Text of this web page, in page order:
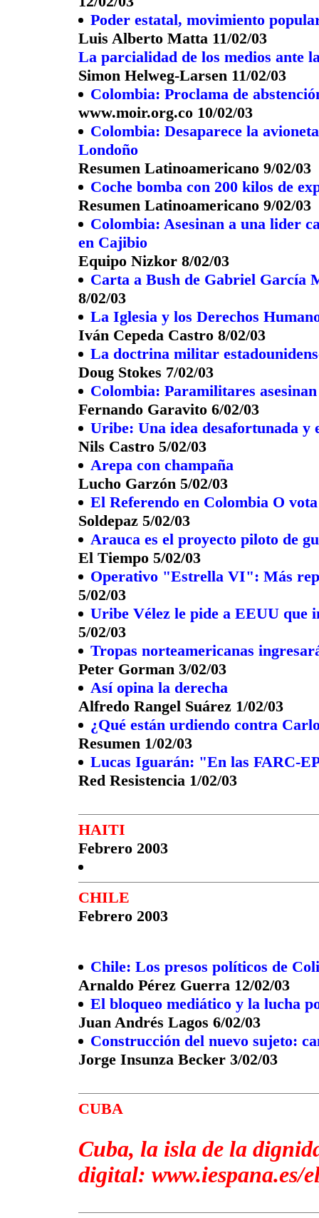
Poder estatal, movimiento
Luis Alberto Matta 11/02/03
La parcialidad de los medios ante
Simon Helweg-Larsen 11/02/03
Colombia: Proclama de
www.moir.org.co 10/02/03
Colombia: Desaparece la
Londoño
Resumen Latinoamericano 9/02/03
Coche bomba con 200 kilos de
Resumen Latinoamericano 9/02/03
Colombia: Asesinan a una lider
en Cajibio
Equipo Nizkor 8/02/03
Carta a Bush de Gabriel García
8/02/03
La Iglesia y los Derechos
Iván Cepeda Castro 8/02/03
La doctrina militar
Doug Stokes 7/02/03
Colombia: Paramilitares
Fernando Garavito 6/02/03
Uribe: Una idea desafortunada y
Nils Castro 5/02/03
Arepa con champaña
Lucho Garzón 5/02/03
El Referendo en Colombia O
Soldepaz 5/02/03
Arauca es el proyecto piloto de
El Tiempo 5/02/03
Operativo "Estrella VI": Más
5/02/03
Uribe Vélez le pide a EEUU que
5/02/03
Tropas norteamericanas
Peter Gorman 3/02/03
Así opina la derecha
Alfredo Rangel Suárez 1/02/03
¿Qué están urdiendo contra
Resumen 1/02/03
Lucas Iguarán: "En las FARC-
Red Resistencia 1/02/03
HAITI
Febrero 2003
CHILE
Febrero 2003
Chile: Los presos políticos de
Arnaldo Pérez Guerra 12/02/03
El bloqueo mediático y la lucha
Juan Andrés Lagos 6/02/03
Construcción del nuevo sujeto:
Jorge Insunza Becker 3/02/03
CUBA
Cuba, la isla de la
digital: www.iespana.es/